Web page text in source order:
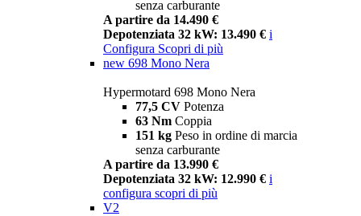
senza carburante
A partire da 14.490 €
Depotenziata 32 kW: 13.490 € i
Configura Scopri di più
new 698 Mono Nera
Hypermotard 698 Mono Nera
77,5 CV Potenza
63 Nm Coppia
151 kg Peso in ordine di marcia
senza carburante
A partire da 13.990 €
Depotenziata 32 kW: 12.990 € i
configura scopri di più
V2